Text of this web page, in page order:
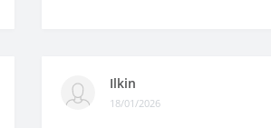
Ilkin
18/01/2026